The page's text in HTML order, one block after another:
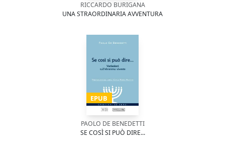
RICCARDO BURIGANA
UNA STRAORDINARIA AVVENTURA
EPUB
PAOLO DE BENEDETTI
SE COSÌ SI PUÒ DIRE...